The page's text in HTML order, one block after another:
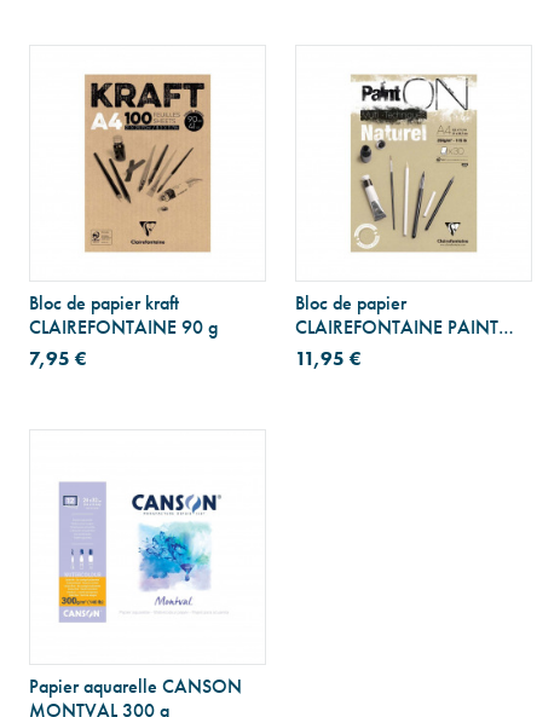
Bloc de papier kraft
CLAIREFONTAINE 90 g
7,95 €
Bloc de papier
CLAIREFONTAINE PAINT
ON multi-techniques naturel
250 g
11,95 €
Papier aquarelle CANSON
MONTVAL 300 g